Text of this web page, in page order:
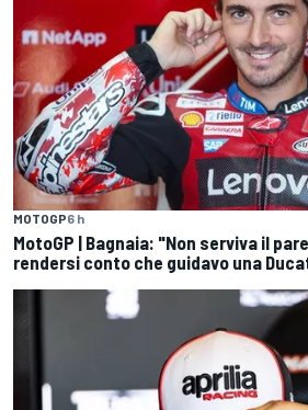
MOTOGP6 h
MotoGP | Bagnaia: "Non serviva il
rendersi conto che guidavo una